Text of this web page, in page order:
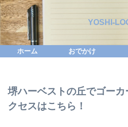
YOSHI-
ホーム おでかけ
堺ハーベストの丘でゴー
クセスはこちら！